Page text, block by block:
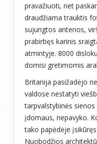
pravažiuoti, net
draudžiama trauktis
sujungtos antenos,
prabirbęs karinis
atmintyje. 8000
domisi gretimomis
Britanija pasižadėjo
valdose nestatyti
tarpvalstybinės
įdomaus, nepavyko.
tako papėdėje įsikūręs
Nuobodžios